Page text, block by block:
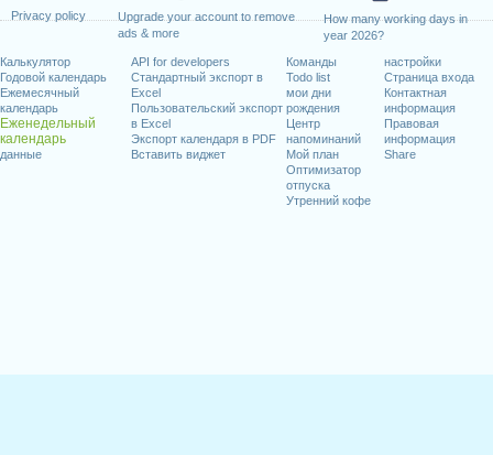
Privacy policy
Upgrade your account to remove
ads & more
How many working days in
year 2026?
Калькулятор
Годовой календарь
Ежемесячный
календарь
Еженедельный
календарь
данные
API for developers
Стандартный экспорт в
Excel
Пользовательский экспорт
в Excel
Экспорт календаря в PDF
Вставить виджет
Команды
Todo list
мои дни
рождения
Центр
напоминаний
Мой план
Оптимизатор
отпуска
Утренний кофе
настройки
Страница входа
Контактная
информация
Правовая
информация
Share